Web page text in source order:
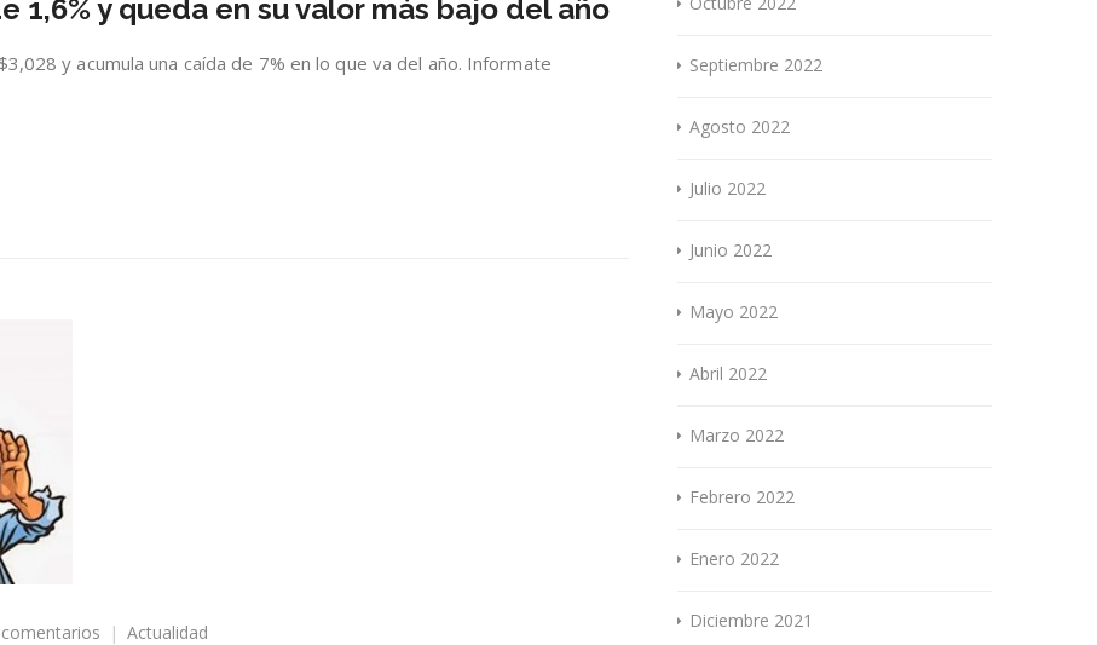
del
cobre
cede
1,6% y queda en su valor más bajo del año
y acumula una caída de 7% en lo que va del año. Informate
en Actualidad
Septiembre 2022
Agosto 2022
Julio 2022
Junio 2022
Mayo 2022
Abril 2022
Marzo 2022
Febrero 2022
Enero 2022
Diciembre 2021